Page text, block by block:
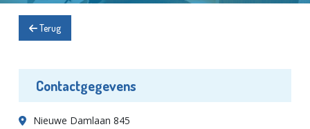
Terug
Contactgegevens
Nieuwe Damlaan 845